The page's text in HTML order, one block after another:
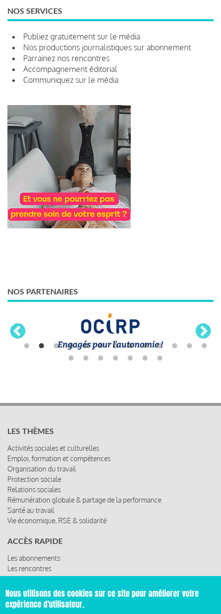
NOS SERVICES
Publiez gratuitement sur le média
Nos productions journalistiques sur abonnement
Parrainez nos rencontres
Accompagnement éditorial
Communiquez sur le média
NOS PARTENAIRES
LES THÈMES
Activités sociales et culturelles
Emploi, formation et compétences
Organisation du travail
Protection sociale
Relations sociales
Rémunération globale & partage de la performance
Santé au travail
Vie économique, RSE & solidarité
ACCÈS RAPIDE
Les abonnements
Les rencontres
Les ressources
Nous utilisons des cookies sur ce site pour améliorer votre
expérience d'utilisateur.